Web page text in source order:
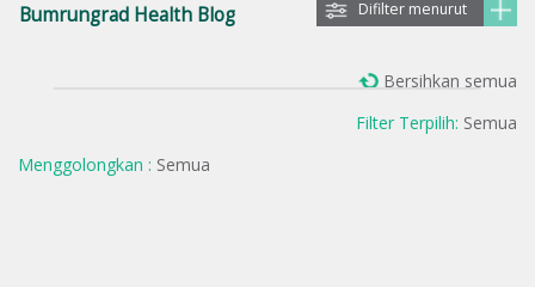
Bumrungrad Health Blog Difilter menurut
Filter Terpilih: Semua
Menggolongkan : Semua
Bersihkan semua